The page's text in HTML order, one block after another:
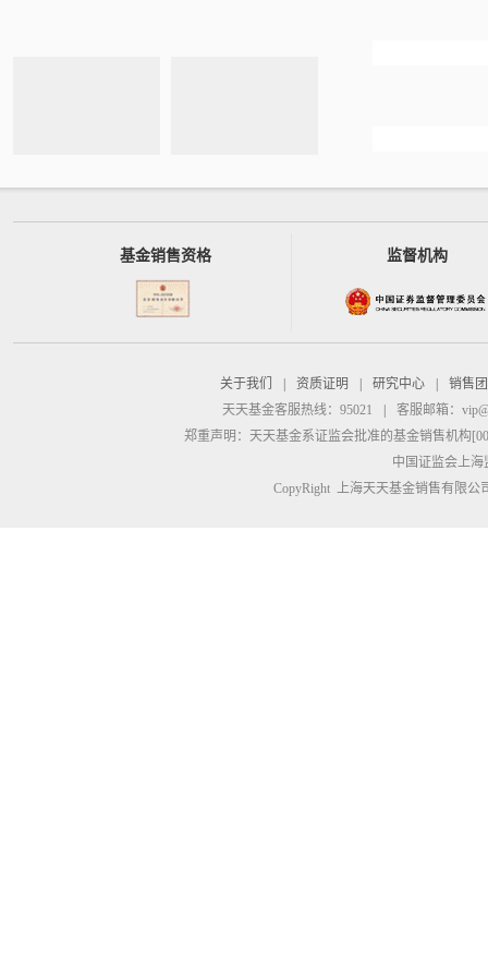
基金销售资格 监督机构
关于我们 资质证明 研究中心
销售
天天基金客服热线：95021
客服邮箱：
郑重声明： 天天基金系证监会批准的基金销售机构
中国证监会上
CopyRight 上海天天基金销售有限